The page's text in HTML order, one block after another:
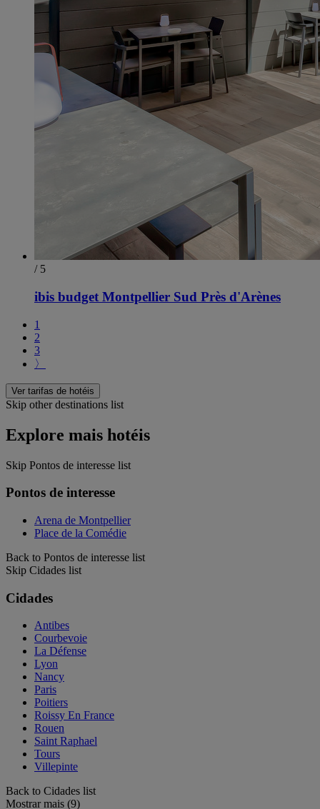
/ 5
ibis budget Montpellier Sud Près d'Arènes
1
2
3
〉
Ver tarifas de hotéis
Skip other destinations list
Explore mais hotéis
Skip Pontos de interesse list
Pontos de interesse
Arena de Montpellier
Place de la Comédie
Back to Pontos de interesse list
Skip Cidades list
Cidades
Antibes
Courbevoie
La Défense
Lyon
Nancy
Paris
Poitiers
Roissy En France
Rouen
Saint Raphael
Tours
Villepinte
Back to Cidades list
Mostrar mais (9)